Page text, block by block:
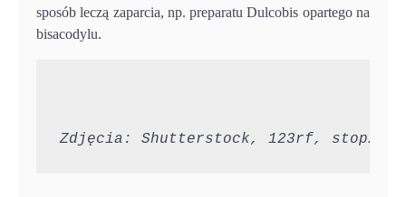
sposób leczą zaparcia, np. preparatu Dulcobis opartego na
bisacodylu.
Zdjęcia: Shutterstock, 123rf,